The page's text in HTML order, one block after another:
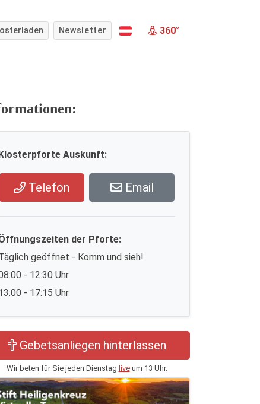
Newsletter 360°
Auskunft:
Telefon Email
der Pforte:
geöffnet - Komm und sieh!
- 12:30 Uhr
- 17:15 Uhr
Gebetsanliegen hinterlassen
Wir beten für Sie jeden Dienstag liveum 13 Uhr.